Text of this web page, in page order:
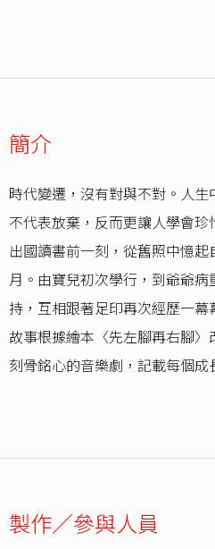
簡介
時代變遷，沒有對與不對。人生
不代表放棄，反而更讓人學會
出國讀書前一刻，從舊照中憶
月。由寶兒初次學行，到爺爺
持，互相跟著足印再次經歷一幕
故事根據繪本〈先左腳再右腳
刻骨銘心的音樂劇，記載每個成
製作／參與人員